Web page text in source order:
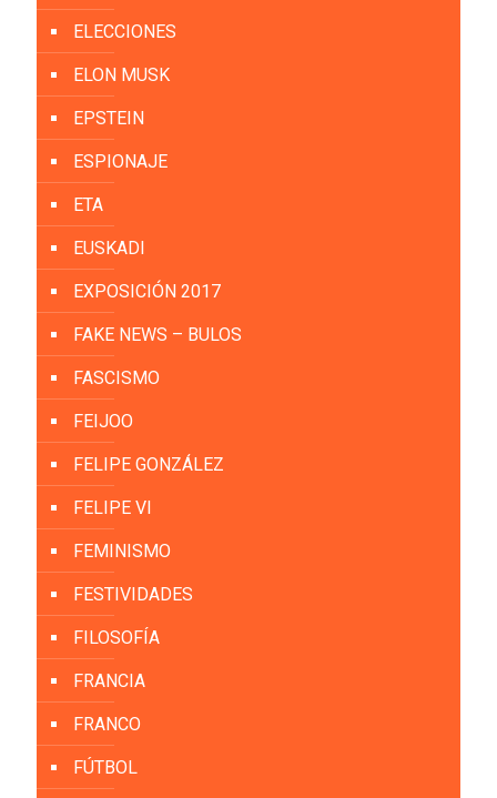
ELECCIONES
ELON MUSK
EPSTEIN
ESPIONAJE
ETA
EUSKADI
EXPOSICIÓN 2017
FAKE NEWS – BULOS
FASCISMO
FEIJOO
FELIPE GONZÁLEZ
FELIPE VI
FEMINISMO
FESTIVIDADES
FILOSOFÍA
FRANCIA
FRANCO
FÚTBOL